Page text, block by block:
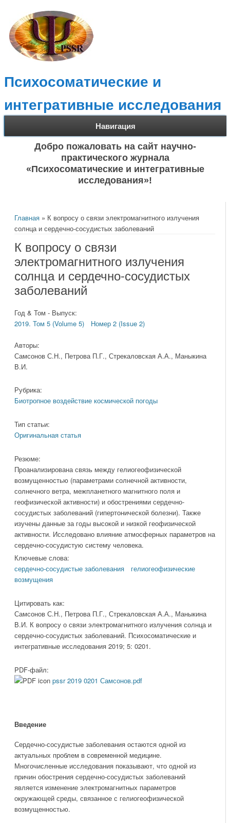
Психосоматические и
интегративные исследования
Навигация
Добро пожаловать на сайт научно-
практического журнала
«Психосоматические и интегративные
исследования»!
Главная» К вопросу о связи электромагнитного излучения
солнца и сердечно-сосудистых заболеваний
К вопросу о связи
электромагнитного излучения
солнца и сердечно-сосудистых
заболеваний
Год & Том - Выпуск:
2019. Том 5 (Volume 5)
Номер 2 (Issue 2)
Авторы:
Самсонов С.Н., Петрова П.Г., Стрекаловская А.А., Маныкина
В.И.
Рубрика:
Биотропное воздействие космической погоды
Тип статьи:
Оригинальная статья
Резюме:
Проанализирована связь между гелиогеофизической
возмущенностью (параметрами солнечной активности,
солнечного ветра, межпланетного магнитного поля и
геофизической активности) и обострениями сердечно-
сосудистых заболеваний (гипертонической болезни). Также
изучены данные за годы высокой и низкой геофизической
активности. Исследовано влияние атмосферных параметров на
сердечно-сосудистую систему человека.
Ключевые слова:
сердечно-сосудистые заболевания
гелиогеофизические
возмущения
Цитировать как:
Самсонов С.Н., Петрова П.Г., Стрекаловская А.А., Маныкина
В.И. К вопросу о связи электромагнитного излучения солнца и
сердечно-сосудистых заболеваний. Психосоматические и
интегративные исследования 2019; 5: 0201.
PDF-файл:
pssr 2019 0201 Самсонов.pdf
Введение
Сердечно-сосудистые заболевания остаются одной из
актуальных проблем в современной медицине.
Многочисленные исследования показывают, что одной из
причин обострения сердечно-сосудистых заболеваний
является изменение электромагнитных параметров
окружающей среды, связанное с гелиогеофизической
возмущенностью.